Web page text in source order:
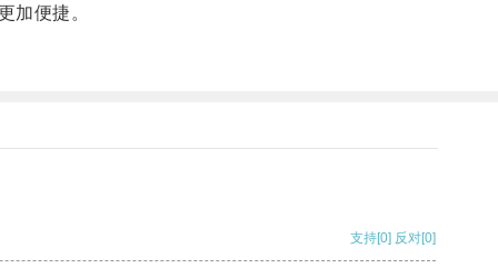
加便捷。
支持[0] 反对[0]